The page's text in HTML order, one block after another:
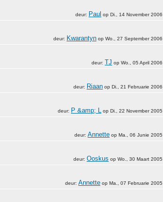
deur: Paul op Di., 14 November 2006
deur: Kwarantyn op Wo., 27 September 2006
deur: TJ op Wo., 05 April 2006
deur: Riaan op Di., 21 Februarie 2006
deur: P &amp; L op Di., 22 November 2005
deur: Annette op Ma., 06 Junie 2005
deur: Ooskus op Wo., 30 Maart 2005
deur: Annette op Ma., 07 Februarie 2005